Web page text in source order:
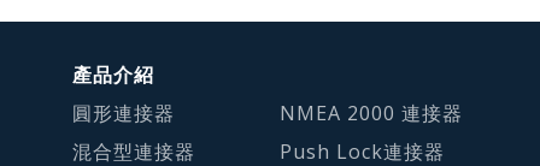
產品介紹
圓形連接器
混合型連接器
NMEA 2000 連接器
Push Lock連接器